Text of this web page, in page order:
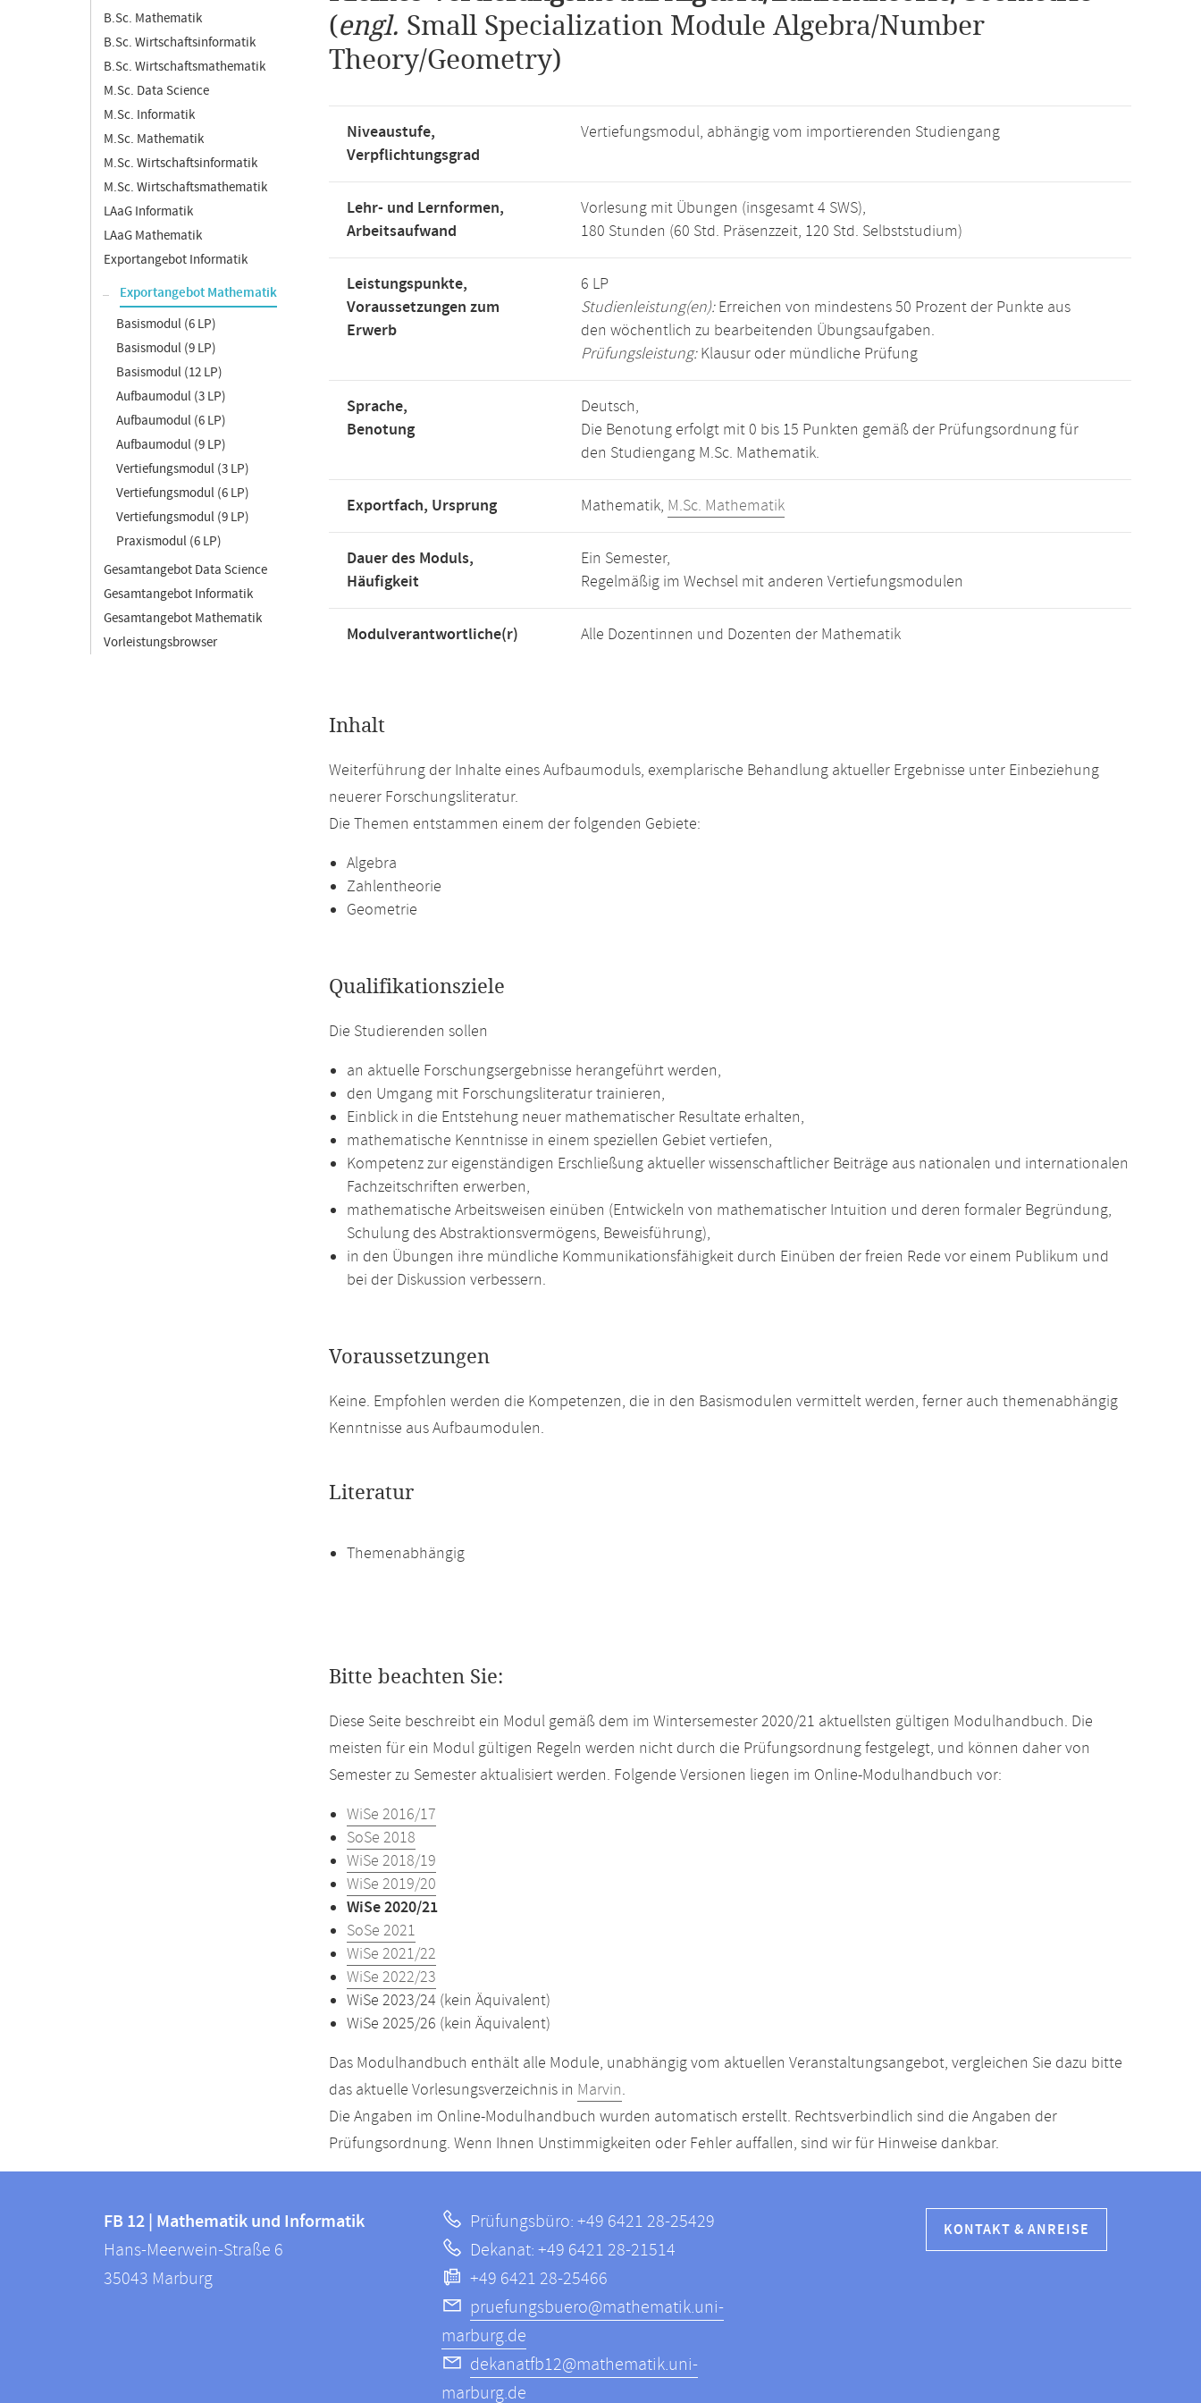
B.Sc. Mathematik
B.Sc. Wirtschaftsinformatik
B.Sc. Wirtschaftsmathematik
M.Sc. Data Science
M.Sc. Informatik
M.Sc. Mathematik
M.Sc. Wirtschaftsinformatik
M.Sc. Wirtschaftsmathematik
LAaG Informatik
LAaG Mathematik
Exportangebot Informatik
Exportangebot Mathematik
Basismodul (6 LP)
Basismodul (9 LP)
Basismodul (12 LP)
Aufbaumodul (3 LP)
Aufbaumodul (6 LP)
Aufbaumodul (9 LP)
Vertiefungsmodul (3 LP)
Vertiefungsmodul (6 LP)
Vertiefungsmodul (9 LP)
Praxismodul (6 LP)
Gesamtangebot Data Science
Gesamtangebot Informatik
Gesamtangebot Mathematik
Vorleistungsbrowser
(engl. Small Specialization Module Algebra/Number
Theory/Geometry)
Niveaustufe,
Verpflichtungsgrad
Vertiefungsmodul, abhängig vom importierenden Studiengang
Lehr- und Lernformen,
Arbeitsaufwand
Vorlesung mit Übungen (insgesamt 4 SWS),
180 Stunden (60 Std. Präsenzzeit, 120 Std. Selbststudium)
Leistungspunkte,
Voraussetzungen zum
Erwerb
6 LP
Studienleistung(en):Erreichen von mindestens 50 Prozent der Punkte aus
den wöchentlich zu bearbeitenden Übungsaufgaben.
Prüfungsleistung:Klausur oder mündliche Prüfung
Sprache,
Benotung
Deutsch,
Die Benotung erfolgt mit 0 bis 15 Punkten gemäß der Prüfungsordnung für
den Studiengang M.Sc. Mathematik.
Exportfach, Ursprung Mathematik, M.Sc. Mathematik
Dauer des Moduls,
Häufigkeit
Ein Semester,
Regelmäßig im Wechsel mit anderen Vertiefungsmodulen
Modulverantwortliche(r) Alle Dozentinnen und Dozenten der Mathematik
Inhalt
Weiterführung der Inhalte eines Aufbaumoduls, exemplarische Behandlung aktueller Ergebnisse unter Einbeziehung
neuerer Forschungsliteratur.
Die Themen entstammen einem der folgenden Gebiete:
Algebra
Zahlentheorie
Geometrie
Qualifikationsziele
Die Studierenden sollen
an aktuelle Forschungsergebnisse herangeführt werden,
den Umgang mit Forschungsliteratur trainieren,
Einblick in die Entstehung neuer mathematischer Resultate erhalten,
mathematische Kenntnisse in einem speziellen Gebiet vertiefen,
Kompetenz zur eigenständigen Erschließung aktueller wissenschaftlicher Beiträge aus nationalen und internationalen
Fachzeitschriften erwerben,
mathematische Arbeitsweisen einüben (Entwickeln von mathematischer Intuition und deren formaler Begründung,
Schulung des Abstraktionsvermögens, Beweisführung),
in den Übungen ihre mündliche Kommunikationsfähigkeit durch Einüben der freien Rede vor einem Publikum und
bei der Diskussion verbessern.
Voraussetzungen
Keine. Empfohlen werden die Kompetenzen, die in den Basismodulen vermittelt werden, ferner auch themenabhängig
Kenntnisse aus Aufbaumodulen.
Literatur
Themenabhängig
Bitte beachten Sie:
Diese Seite beschreibt ein Modul gemäß dem im Wintersemester 2020/21 aktuellsten gültigen Modulhandbuch. Die
meisten für ein Modul gültigen Regeln werden nicht durch die Prüfungsordnung festgelegt, und können daher von
Semester zu Semester aktualisiert werden. Folgende Versionen liegen im Online-Modulhandbuch vor:
WiSe 2016/17
SoSe 2018
WiSe 2018/19
WiSe 2019/20
WiSe 2020/21
SoSe 2021
WiSe 2021/22
WiSe 2022/23
WiSe 2023/24 (kein Äquivalent)
WiSe 2025/26 (kein Äquivalent)
Das Modulhandbuch enthält alle Module, unabhängig vom aktuellen Veranstaltungsangebot, vergleichen Sie dazu bitte
das aktuelle Vorlesungsverzeichnis in Marvin.
Die Angaben im Online-Modulhandbuch wurden automatisch erstellt. Rechtsverbindlich sind die Angaben der
Prüfungsordnung. Wenn Ihnen Unstimmigkeiten oder Fehler auffallen, sind wir für Hinweise dankbar.
Informationen
FB
12
FB 12 | Mathematik und Informatik
Hans-Meerwein-Straße 6
35043 Marburg
Prüfungsbüro: +49 6421 28-25429
Dekanat: +49 6421 28-21514
+49 6421 28-25466
pruefungsbuero@mathematik.uni-
marburg.de
dekanatfb12@mathematik.uni-
marburg.de
KONTAKT & ANREISE